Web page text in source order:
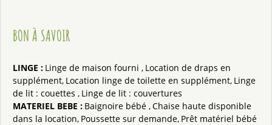
BON À SAVOIR
LINGE : Linge de maison fourni
Location de draps en
supplément Location linge de toilette en supplément Linge
de lit : couettes
Linge de lit : couvertures
MATERIEL BEBE : Baignoire bébé Chaise haute disponible
dans la location Poussette sur demande Prêt matériel bébé